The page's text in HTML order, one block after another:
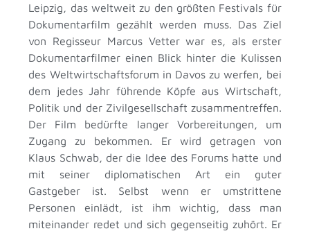
Leipzig, das weltweit zu den größten Festivals für
Dokumentarfilm gezählt werden muss. Das Ziel
von Regisseur Marcus Vetter war es, als erster
Dokumentarfilmer einen Blick hinter die Kulissen
des Weltwirtschaftsforum in Davos zu werfen, bei
dem jedes Jahr führende Köpfe aus Wirtschaft,
Politik und der Zivilgesellschaft zusammentreffen.
Der Film bedürfte langer Vorbereitungen, um
Zugang zu bekommen. Er wird getragen von
Klaus Schwab, der die Idee des Forums hatte und
mit seiner diplomatischen Art ein guter
Gastgeber ist. Selbst wenn er umstrittene
Personen einlädt, ist ihm wichtig, dass man
miteinander redet und sich gegenseitig zuhört. Er